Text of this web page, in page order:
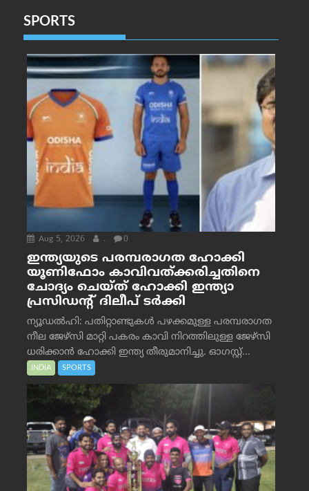
SPORTS
Aug 5, 2026 . 0
ഇന്ത്യയുടെ പരമ്പരാഗത ഹോക്കി
യൂണിഫോം കാവിവത്ക്കരിച്ചതിനെ
ചോദ്യം ചെയ്ത് ഹോക്കി ഇന്ത്യാ
പ്രസിഡന്റ് ദിലീപ് ടര്‍ക്കി
ന്യൂഡൽഹി: പതിറ്റാണ്ടുകൾ പഴക്കമുള്ള പരമ്പരാഗത
നീല ജേഴ്‌സി മാറ്റി പകരം കാവി നിറത്തിലുള്ള ജേഴ്‌സി
ധരിക്കാൻ ഹോക്കി ഇന്ത്യ തീരുമാനിച്ചു. ഓഗസ്റ്റ്...
INDIA SPORTS